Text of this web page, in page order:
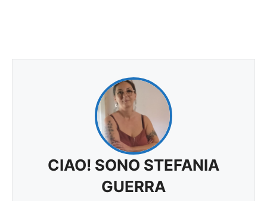
CIAO! SONO STEFANIA
GUERRA